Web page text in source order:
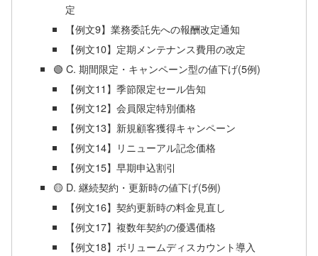
定
【例文9】業務委託先への報酬改定通知
【例文10】定期メンテナンス費用の改定
🟢 C. 期間限定・キャンペーン型の値下げ(5例)
【例文11】季節限定セール告知
【例文12】会員限定特別価格
【例文13】新規顧客獲得キャンペーン
【例文14】リニューアル記念価格
【例文15】早期申込割引
🟡 D. 継続契約・更新時の値下げ(5例)
【例文16】契約更新時の料金見直し
【例文17】複数年契約の優遇価格
【例文18】ボリュームディスカウント導入